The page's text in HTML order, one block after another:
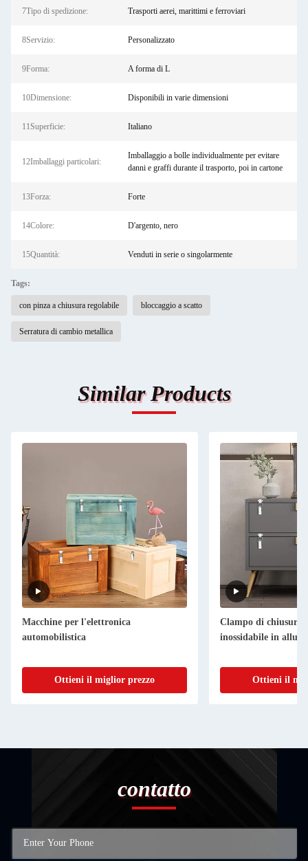
7Tipo di spedizione: Trasporti aerei, marittimi e ferroviari
8Servizio: Personalizzato
9Forma: A forma di L
10Dimensione: Disponibili in varie dimensioni
11Superficie: Italiano
12Imballaggi particolari:
Imballaggio a bolle individualmente per evitare
danni e graffi durante il trasporto, poi in cartone
13Forza: Forte
14Colore: D'argento, nero
15Quantità: Venduti in serie o singolarmente
Tags:
con pinza a chiusura regolabile bloccaggio a scatto
Serratura di cambio metallica
Similar Products
Macchine per l'elettronica
automobilistica
Ottieni il miglior prezzo
Clampo di chiusura
inossidabile in
Ottieni il
contatto